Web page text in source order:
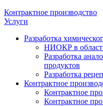
Контрактное производство
Услуги
Разработка
НИОКР в
Разработка
продуктов
Разработка
Контрактное
Контрактное
Контрактное